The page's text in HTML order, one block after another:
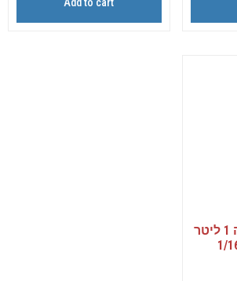
Add to cart
כימגת אקונומיקה 1 ליטר